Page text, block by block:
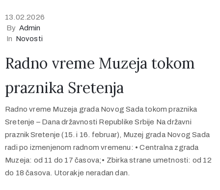
13.02.2026
By Admin
In Novosti
Radno vreme Muzeja tokom
praznika Sretenja
Radno vreme Muzeja grada Novog Sada tokom praznika
Sretenje – Dana državnosti Republike Srbije Na državni
praznik Sretenje (15. i 16. februar), Muzej grada Novog Sada
radi po izmenjenom radnom vremenu: • Centralna zgrada
Muzeja: od 11 do 17 časova;• Zbirka strane umetnosti: od 12
do 18 časova. Utorak je neradan dan.